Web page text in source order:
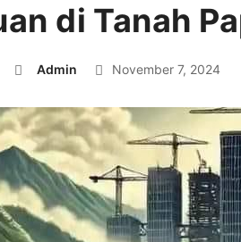
di Tanah
Admin November 7, 2024